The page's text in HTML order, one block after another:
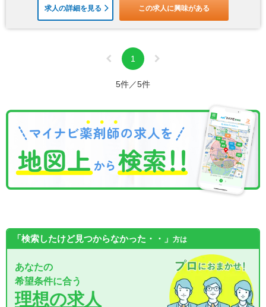
求人の詳細を見る この求人に興味がある
1
5件／5件
「検索したけど見つからなかった・・」 方は
あなたの
希望条件に合う
理想の求人